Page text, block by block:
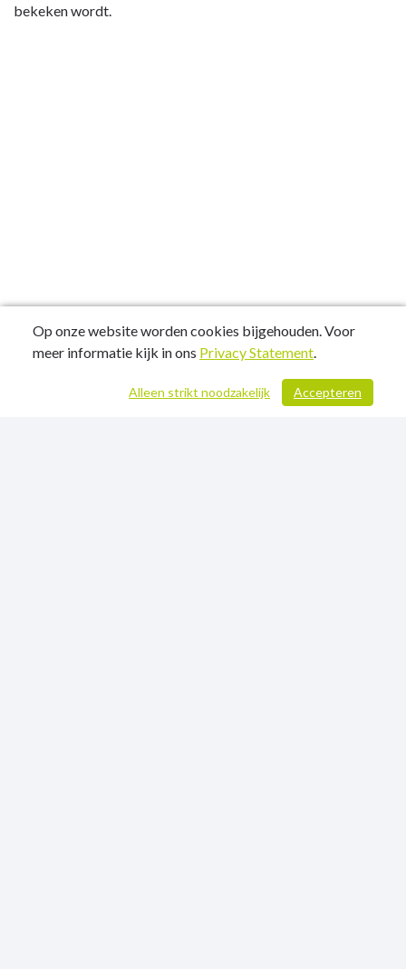
bekeken wordt.
/ 734
Op onze website worden cookies bijgehouden. Voor
meer informatie kijk in ons Privacy Statement.
Accepteren
Alleen strikt noodzakelijk